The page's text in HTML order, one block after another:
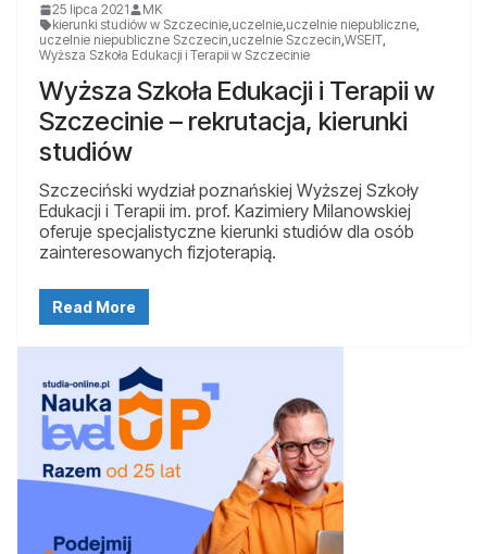
25 lipca 2021
MK
kierunki studiów w Szczecinie,uczelnie,uczelnie niepubliczne,
uczelnie niepubliczne Szczecin,uczelnie Szczecin,WSEIT,
Wyższa Szkoła Edukacji i Terapii w Szczecinie
Wyższa Szkoła Edukacji i Terapii w
Szczecinie – rekrutacja, kierunki
studiów
Szczeciński wydział poznańskiej Wyższej Szkoły
Edukacji i Terapii im. prof. Kazimiery Milanowskiej
oferuje specjalistyczne kierunki studiów dla osób
zainteresowanych fizjoterapią.
Read More